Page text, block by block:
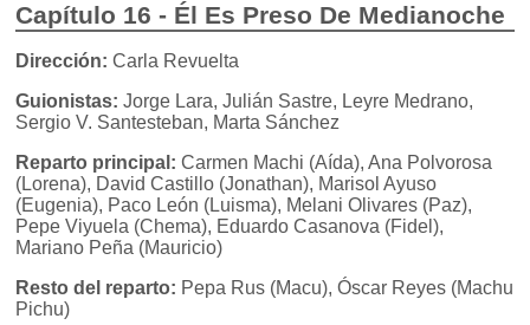
Capítulo 16 - Él Es Preso De Medianoche
Dirección: Carla Revuelta
Guionistas: Jorge Lara, Julián Sastre, Leyre Medrano,
Sergio V. Santesteban, Marta Sánchez
Reparto principal: Carmen Machi (Aída), Ana Polvorosa
(Lorena), David Castillo (Jonathan), Marisol Ayuso
(Eugenia), Paco León (Luisma), Melani Olivares (Paz),
Pepe Viyuela (Chema), Eduardo Casanova (Fidel),
Mariano Peña (Mauricio)
Resto del reparto: Pepa Rus (Macu), Óscar Reyes (Machu
Pichu)